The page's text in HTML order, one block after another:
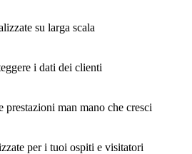
su larga scala
i dati dei clienti
prestazioni man mano che cresci
per i tuoi ospiti e visitatori